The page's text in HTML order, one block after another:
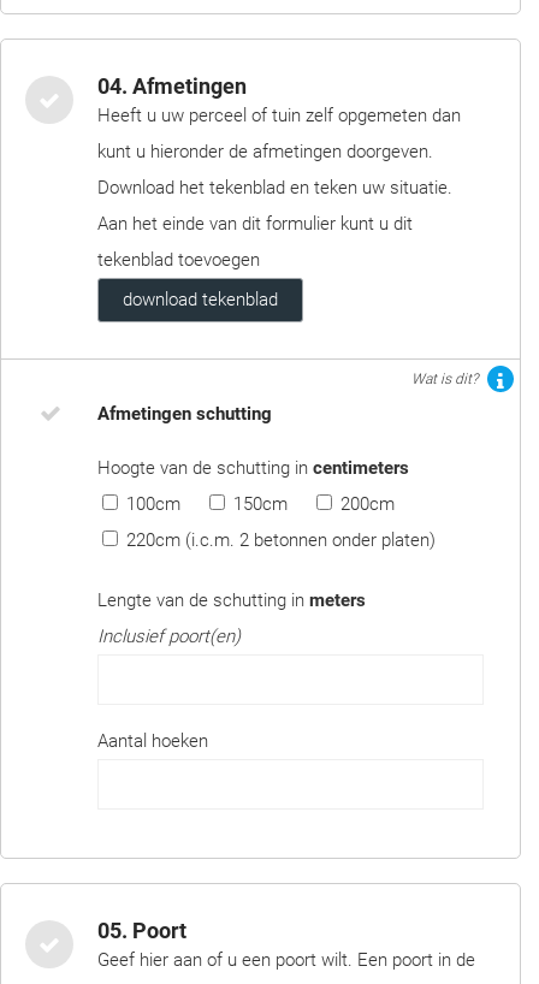
04. Afmetingen
Heeft u uw perceel of tuin zelf opgemeten dan
kunt u hieronder de afmetingen doorgeven.
Download het tekenblad en teken uw situatie.
Aan het einde van dit formulier kunt u dit
tekenblad toevoegen
download tekenblad
Wat is dit?
Afmetingen schutting
Hoogte van de schutting in centimeters
100cm
150cm
200cm
220cm (i.c.m. 2 betonnen onder platen)
Lengte van de schutting in meters
Inclusief poort(en)
Aantal hoeken
05. Poort
Geef hier aan of u een poort wilt. Een poort in de